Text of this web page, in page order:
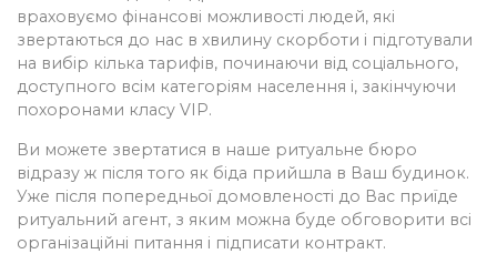
враховуємо фінансові можливості людей, які
звертаються до нас в хвилину скорботи і підготували
на вибір кілька тарифів, починаючи від соціального,
доступного всім категоріям населення і, закінчуючи
похоронами класу VIP.
Ви можете звертатися в наше ритуальне бюро
відразу ж після того як біда прийшла в Ваш будинок.
Уже після попередньої домовленості до Вас приїде
ритуальний агент, з яким можна буде обговорити всі
організаційні питання і підписати контракт.